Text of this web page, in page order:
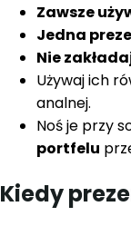
Zawsze
Jedna
Nie
Używaj ich
analnej.
Noś je przy
portfelu
Kiedy